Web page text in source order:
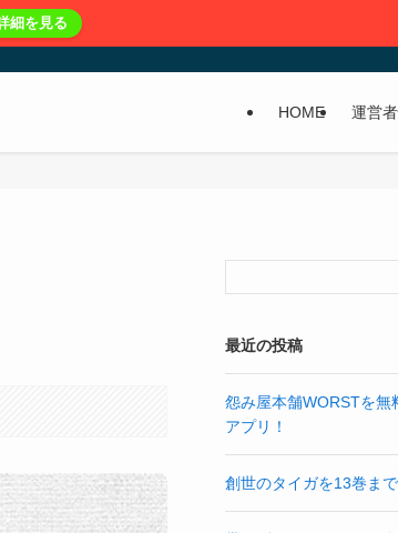
細を見る
HOME 運営
最近の投稿
怨み屋本舗WORSTを無
アプリ！
創世のタイガを13巻ま